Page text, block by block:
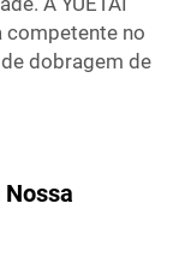
competente no
dobragem de